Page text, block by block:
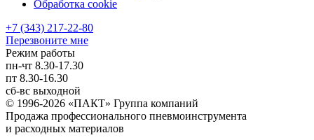
Обработка cookie
+7 (343) 217-22-80
Перезвоните мне
Режим работы
пн-чт 8.30-17.30
пт 8.30-16.30
сб-вс выходной
© 1996-2026 «ПАКТ» Группа компаний
Продажа профессионального пневмоинструмента
и расходных материалов